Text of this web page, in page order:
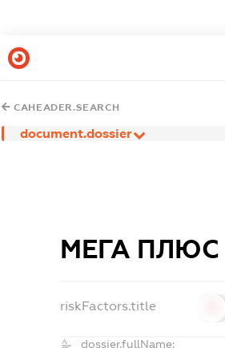
CAHEADER.SEARCH
document.dossier
МЕГА ПЛЮС
riskFactors.title
dossier.fullName: